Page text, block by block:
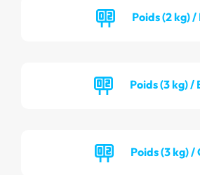
Poids (2 kg) /
Poids (3 kg) /
Poids (3 kg) /